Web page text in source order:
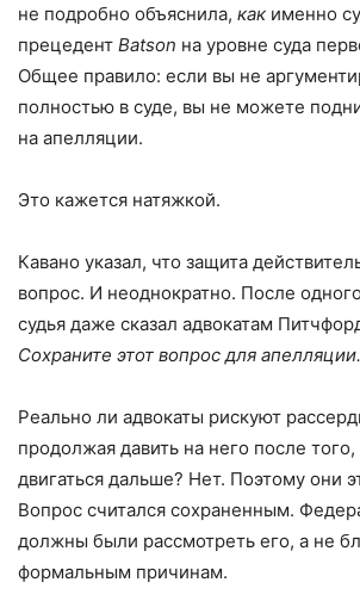
не подробно объяснила, как именно
прецедент Batson на уровне суда
Общее правило: если вы не
полностью в суде, вы не можете
на апелляции.
Это кажется натяжкой.
Кавано указал, что защита
вопрос. И неоднократно. После
судья даже сказал адвокатам
Сохраните этот вопрос для апелляции.
Реально ли адвокаты рискуют
продолжая давить на него после
двигаться дальше? Нет. Поэтому они
Вопрос считался сохраненным.
должны были рассмотреть его, а не
формальным причинам.